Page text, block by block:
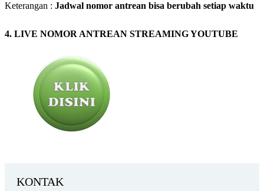
Keterangan : Jadwal nomor antrean bisa berubah setiap waktu
4. LIVE NOMOR ANTREAN STREAMING YOUTUBE
KONTAK